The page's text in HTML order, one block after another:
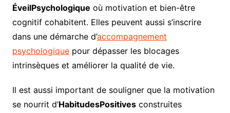
ÉveilPsychologique où motivation et bien-être
cognitif cohabitent. Elles peuvent aussi s’inscrire
dans une démarche d’accompagnement
psychologiquepour dépasser les blocages
intrinsèques et améliorer la qualité de vie.
Il est aussi important de souligner que la motivation
se nourrit d’HabitudesPositivesconstruites